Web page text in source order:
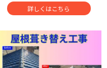
詳しくはこちら